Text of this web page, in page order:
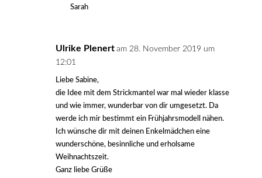
Sarah
Ulrike Plenert am 28. November 2019 um
12:01
Liebe Sabine,
die Idee mit dem Strickmantel war mal wieder klasse
und wie immer, wunderbar von dir umgesetzt. Da
werde ich mir bestimmt ein Frühjahrsmodell nähen.
Ich wünsche dir mit deinen Enkelmädchen eine
wunderschöne, besinnliche und erholsame
Weihnachtszeit.
Ganz liebe Grüße